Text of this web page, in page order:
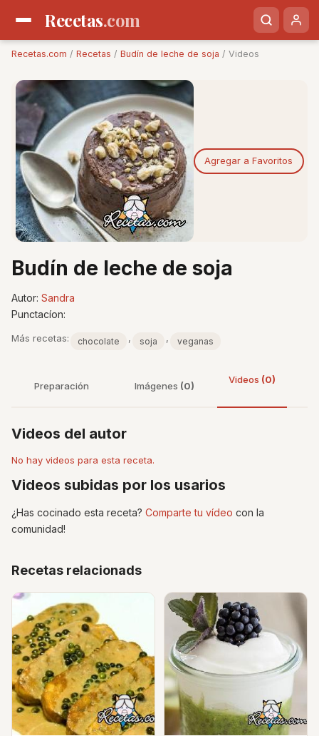
Recetas.com
Recetas.com / Recetas / Budín de leche de soja / Videos
Agregar a Favoritos
Budín de leche de soja
Autor: Sandra
Punctacíon:
Más recetas: chocolate , soja , veganas
Preparación Imágenes (0)
Videos (0)
Videos del autor
No hay videos para esta receta.
Videos subidas por los usarios
¿Has cocinado esta receta? Comparte tu vídeo con la
comunidad!
Recetas relacionads